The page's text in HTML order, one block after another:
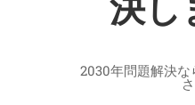
決し
2030年問題解決